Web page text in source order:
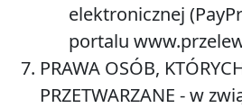
elektronicznej
portalu
PRAWA OSÓB,
PRZETWARZANE - w